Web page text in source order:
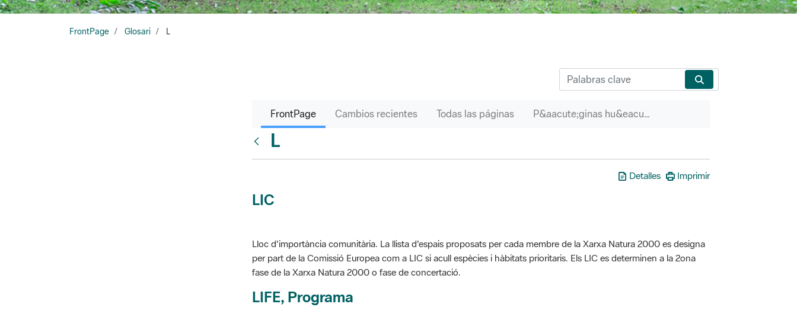
FrontPage Glosari L
FrontPage Cambios recientes Todas las páginas P&aacute;ginas hu&eacute;rfanas
L
Detalles Imprimir
LIC
Lloc d'importància comunitària. La llista d'espais proposats per cada membre de la Xarxa Natura 2000 es designa
per part de la Comissió Europea com a LIC si acull espècies i hàbitats prioritaris. Els LIC es determinen a la 2ona
fase de la Xarxa Natura 2000 o fase de concertació.
LIFE, Programa